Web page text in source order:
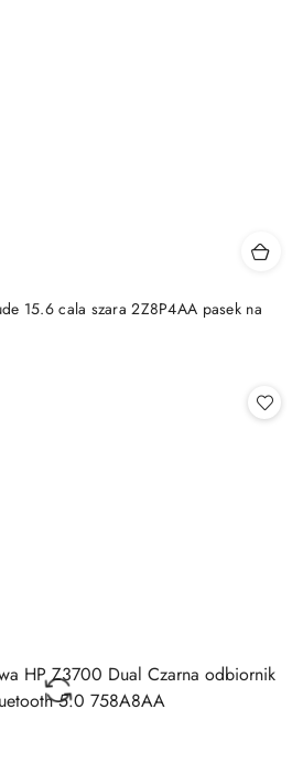
15.6 cala szara 2Z8P4AA pasek na